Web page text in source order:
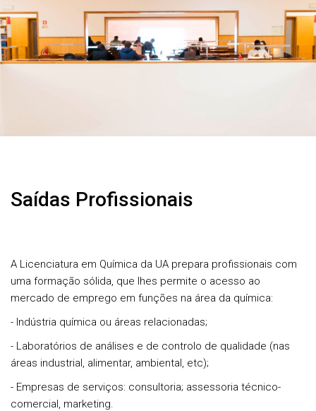
Saídas Profissionais
A Licenciatura em Química da UA prepara profissionais com
uma formação sólida, que lhes permite o acesso ao
mercado de emprego em funções na área da química:
- Indústria química ou áreas relacionadas;
- Laboratórios de análises e de controlo de qualidade (nas
áreas industrial, alimentar, ambiental, etc);
- Empresas de serviços: consultoria; assessoria técnico-
comercial, marketing.